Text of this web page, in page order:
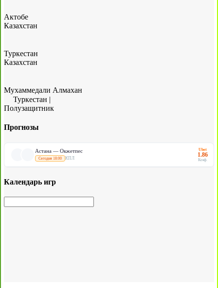
Актобе
Казахстан
Туркестан
Казахстан
Мухаммедали Алмахан
Туркестан |
Полузащитник
Прогнозы
Астана — Окжетпес
Сегодня 18:00 КПЛ
Ubet
1.86
Коэф.
Календарь игр